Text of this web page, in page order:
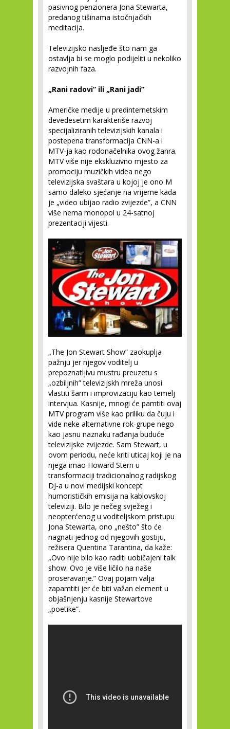
pasivnog penzionera Jona Stewarta,
predanog tišinama istočnjačkih
meditacija.
Televizijsko nasljeđe što nam ga
ostavlja bi se moglo podijeliti u nekoliko
razvojnih faza.
„Rani radovi” ili „Rani jadi”
Američke medije u predinternetskim
devedesetim karakteriše razvoj
specijaliziranih televizijskih kanala i
postepena transformacija CNN-a i
MTV-ja kao rodonačelnika ovog žanra.
MTV više nije ekskluzivno mjesto za
promociju muzičkih videa nego
televizijska svaštara u kojoj je ono M
samo daleko sjećanje na vrijeme kada
je „video ubijao radio zvijezde”, a CNN
više nema monopol u 24-satnoj
prezentaciji vijesti.
„The Jon Stewart Show” zaokuplja
pažnju jer njegov voditelj u
prepoznatljivu mustru preuzetu s
„ozbiljnih” televizijskh mreža unosi
vlastiti šarm i improvizaciju kao temelj
intervjua. Kasnije, mnogi će pamtiti ovaj
MTV program više kao priliku da čuju i
vide neke alternativne rok-grupe nego
kao jasnu naznaku rađanja buduće
televizijske zvijezde. Sam Stewart, u
ovom periodu, neće kriti uticaj koji je na
njega imao Howard Stern u
transformaciji tradicionalnog radijskog
DJ-a u novi medijski koncept
humorističkih emisija na kablovskoj
televiziji. Bilo je nečeg svježeg i
neopterćenog u voditeljskom pristupu
Jona Stewarta, ono „nešto” što će
nagnati jednog od njegovih gostiju,
režisera Quentina Tarantina, da kaže:
„Ovo nije bilo kao raditi uobičajeni talk
show. Ovo je više ličilo na naše
proseravanje.” Ovaj pojam valja
zapamtiti jer će biti važan element u
objašnjenju kasnije Stewartove
„poetike”.